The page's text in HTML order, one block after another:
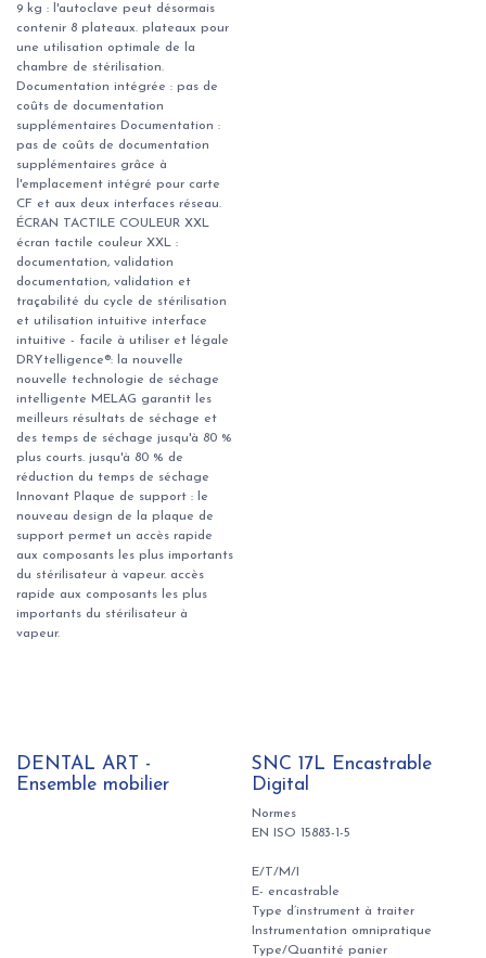
9 kg : l'autoclave peut désormais
contenir 8 plateaux. plateaux pour
une utilisation optimale de la
chambre de stérilisation.
Documentation intégrée : pas de
coûts de documentation
supplémentaires Documentation :
pas de coûts de documentation
supplémentaires grâce à
l'emplacement intégré pour carte
CF et aux deux interfaces réseau.
ÉCRAN TACTILE COULEUR XXL
écran tactile couleur XXL :
documentation, validation
documentation, validation et
traçabilité du cycle de stérilisation
et utilisation intuitive interface
intuitive - facile à utiliser et légale
DRYtelligence®: la nouvelle
nouvelle technologie de séchage
intelligente MELAG garantit les
meilleurs résultats de séchage et
des temps de séchage jusqu'à 80 %
plus courts. jusqu'à 80 % de
réduction du temps de séchage
Innovant Plaque de support : le
nouveau design de la plaque de
support permet un accès rapide
aux composants les plus importants
du stérilisateur à vapeur. accès
rapide aux composants les plus
importants du stérilisateur à
vapeur.
DENTAL ART -
Ensemble mobilier
SNC 17L Encastrable
Digital
Normes
EN ISO 15883-1-5
E/T/M/I
E- encastrable
Type d’instrument à traiter
Instrumentation omnipratique
Type/Quantité panier